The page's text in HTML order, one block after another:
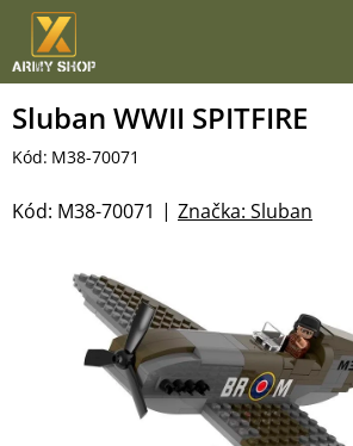
Přejít
obsah
Sluban WWII SPITFIRE
Kód: M38-70071
Značka: Sluban
Kód: M38-70071